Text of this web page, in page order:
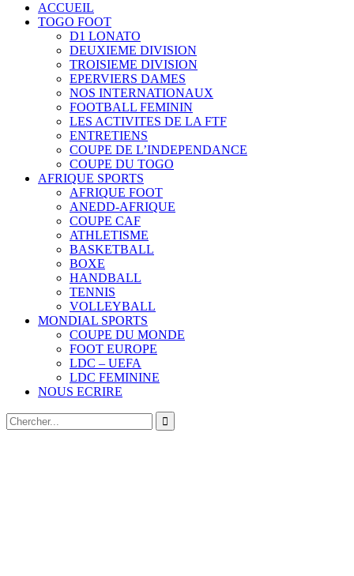
ACCUEIL
TOGO FOOT
D1 LONATO
DEUXIEME DIVISION
TROISIEME DIVISION
EPERVIERS DAMES
NOS INTERNATIONAUX
FOOTBALL FEMININ
LES ACTIVITES DE LA FTF
ENTRETIENS
COUPE DE L’INDEPENDANCE
COUPE DU TOGO
AFRIQUE SPORTS
AFRIQUE FOOT
ANEDD-AFRIQUE
COUPE CAF
ATHLETISME
BASKETBALL
BOXE
HANDBALL
TENNIS
VOLLEYBALL
MONDIAL SPORTS
COUPE DU MONDE
FOOT EUROPE
LDC – UEFA
LDC FEMININE
NOUS ECRIRE